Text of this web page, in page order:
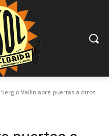
Sergio Vallín abre puertas a otros